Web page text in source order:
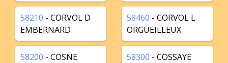
58210 - CORVOL D
EMBERNARD
58460 - CORVOL L
ORGUEILLEUX
58200 - COSNE
58300 - COSSAYE